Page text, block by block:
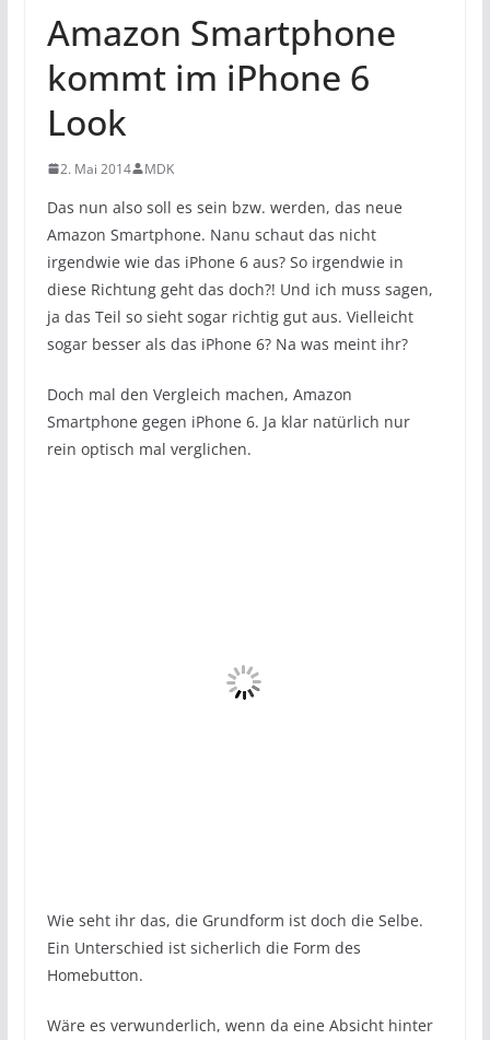
Amazon Smartphone
kommt im iPhone 6
Look
2. Mai 2014 MDK
Das nun also soll es sein bzw. werden, das neue
Amazon Smartphone. Nanu schaut das nicht
irgendwie wie das iPhone 6 aus? So irgendwie in
diese Richtung geht das doch?! Und ich muss sagen,
ja das Teil so sieht sogar richtig gut aus. Vielleicht
sogar besser als das iPhone 6? Na was meint ihr?
Doch mal den Vergleich machen, Amazon
Smartphone gegen iPhone 6. Ja klar natürlich nur
rein optisch mal verglichen.
Wie seht ihr das, die Grundform ist doch die Selbe.
Ein Unterschied ist sicherlich die Form des
Homebutton.
Wäre es verwunderlich, wenn da eine Absicht hinter